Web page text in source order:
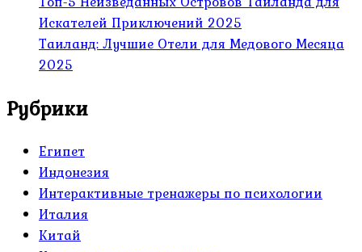
Искателей Приключений 2025
Таиланд: Лучшие Отели для Медового Месяца
2025
Рубрики
Египет
Индонезия
Интерактивные тренажеры по психологии
Италия
Китай